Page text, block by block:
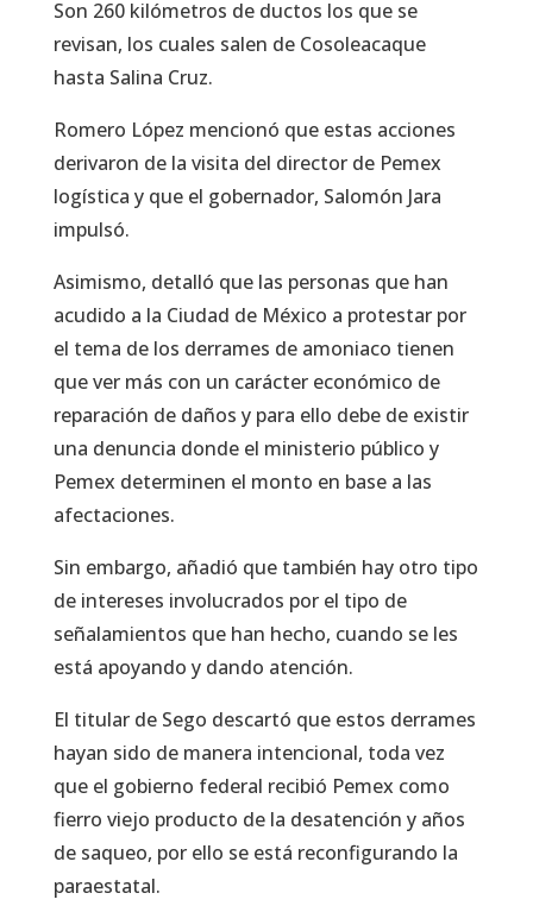
Son 260 kilómetros de ductos los que se
revisan, los cuales salen de Cosoleacaque
hasta Salina Cruz.
Romero López mencionó que estas acciones
derivaron de la visita del director de Pemex
logística y que el gobernador, Salomón Jara
impulsó.
Asimismo, detalló que las personas que han
acudido a la Ciudad de México a protestar por
el tema de los derrames de amoniaco tienen
que ver más con un carácter económico de
reparación de daños y para ello debe de existir
una denuncia donde el ministerio público y
Pemex determinen el monto en base a las
afectaciones.
Sin embargo, añadió que también hay otro tipo
de intereses involucrados por el tipo de
señalamientos que han hecho, cuando se les
está apoyando y dando atención.
El titular de Sego descartó que estos derrames
hayan sido de manera intencional, toda vez
que el gobierno federal recibió Pemex como
fierro viejo producto de la desatención y años
de saqueo, por ello se está reconfigurando la
paraestatal.